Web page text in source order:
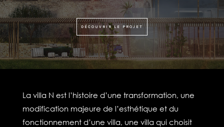
DÉCOUVRIR LE PROJET
La villa N est l’histoire d’une transformation, une
modification majeure de l’esthétique et du
fonctionnement d’une villa, une villa qui choisit